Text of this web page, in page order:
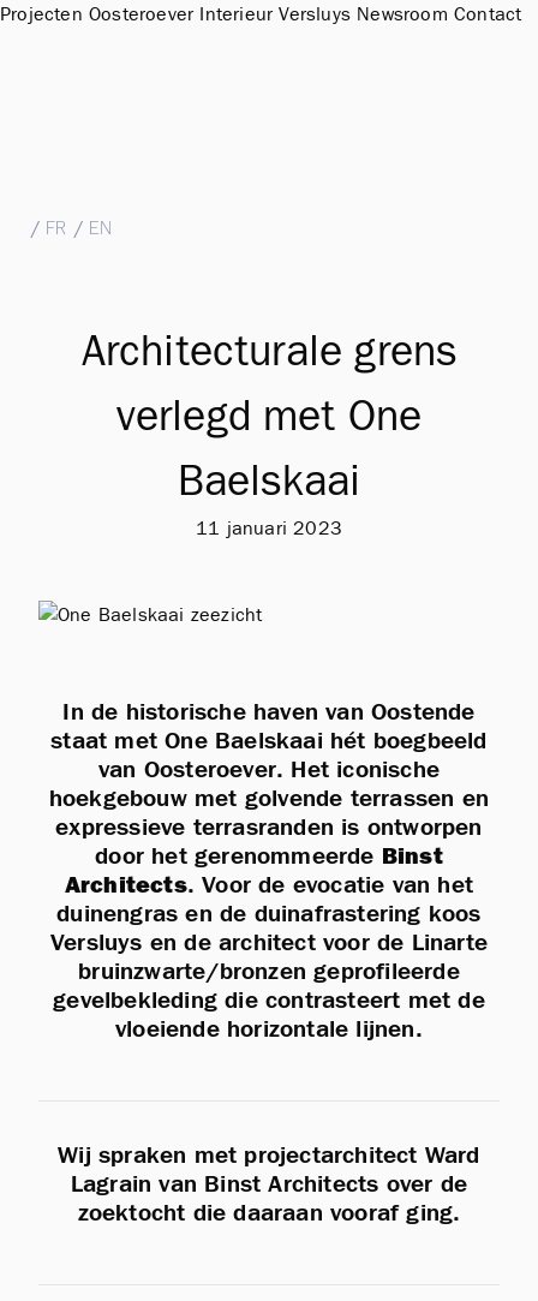
Projecten Oosteroever Interieur Versluys Newsroom Contact
/ FR / EN
Architecturale grens
verlegd met One
Baelskaai
11 januari 2023
In de historische haven van Oostende
staat met One Baelskaai hét boegbeeld
van Oosteroever. Het iconische
hoekgebouw met golvende terrassen en
expressieve terrasranden is ontworpen
door het gerenommeerde Binst
Architects. Voor de evocatie van het
duinengras en de duin­afrastering koos
Versluys en de architect voor de Linarte
bruinzwarte/bronzen geprofileerde
gevelbekleding die contrasteert met de
vloeiende horizontale lijnen.
Wij spraken met projectarchitect Ward
Lagrain van Binst Architects over de
zoektocht die daaraan vooraf ging.